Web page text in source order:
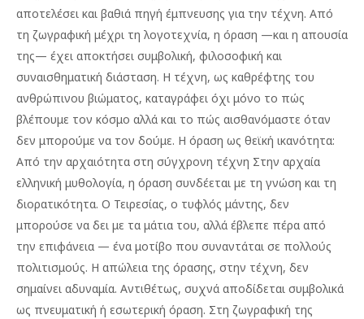
αποτελέσει και βαθιά πηγή έμπνευσης για την τέχνη. Από
τη ζωγραφική μέχρι τη λογοτεχνία, η όραση —και η απουσία
της— έχει αποκτήσει συμβολική, φιλοσοφική και
συναισθηματική διάσταση. Η τέχνη, ως καθρέφτης του
ανθρώπινου βιώματος, καταγράφει όχι μόνο το πώς
βλέπουμε τον κόσμο αλλά και το πώς αισθανόμαστε όταν
δεν μπορούμε να τον δούμε. Η όραση ως θεϊκή ικανότητα:
Από την αρχαιότητα στη σύγχρονη τέχνη Στην αρχαία
ελληνική μυθολογία, η όραση συνδέεται με τη γνώση και τη
διορατικότητα. Ο Τειρεσίας, ο τυφλός μάντης, δεν
μπορούσε να δει με τα μάτια του, αλλά έβλεπε πέρα από
την επιφάνεια — ένα μοτίβο που συναντάται σε πολλούς
πολιτισμούς. Η απώλεια της όρασης, στην τέχνη, δεν
σημαίνει αδυναμία. Αντιθέτως, συχνά αποδίδεται συμβολικά
ως πνευματική ή εσωτερική όραση. Στη ζωγραφική της